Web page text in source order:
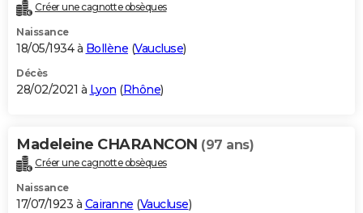
Créer une cagnotte obsèques
Naissance
18/05/1934 à Bollène (Vaucluse)
Décès
28/02/2021 à Lyon (Rhône)
Madeleine CHARANCON (97 ans)
Créer une cagnotte obsèques
Naissance
17/07/1923 à Cairanne (Vaucluse)